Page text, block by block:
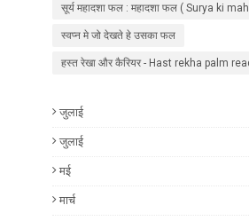
सूर्य महादशा फल : महादशा फल ( Surya ki
स्वप्न मे जो देखते हे उसका फल
हस्त रेखा और कैरियर - Hast rekha palm
जुलाई
जुलाई
मई
मार्च